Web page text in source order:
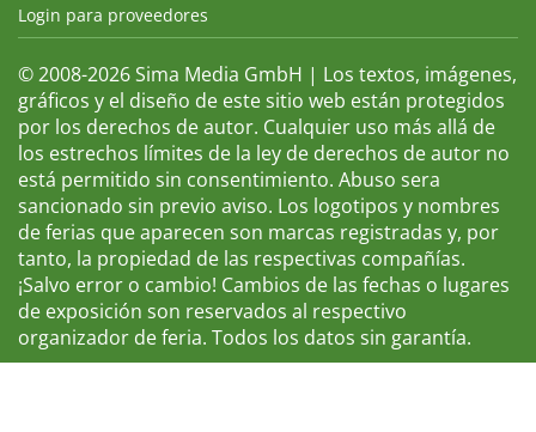
Login para proveedores
© 2008-2026 Sima Media GmbH | Los textos, imágenes,
gráficos y el diseño de este sitio web están protegidos
por los derechos de autor. Cualquier uso más allá de
los estrechos límites de la ley de derechos de autor no
está permitido sin consentimiento. Abuso sera
sancionado sin previo aviso. Los logotipos y nombres
de ferias que aparecen son marcas registradas y, por
tanto, la propiedad de las respectivas compañías.
¡Salvo error o cambio! Cambios de las fechas o lugares
de exposición son reservados al respectivo
organizador de feria. Todos los datos sin garantía.